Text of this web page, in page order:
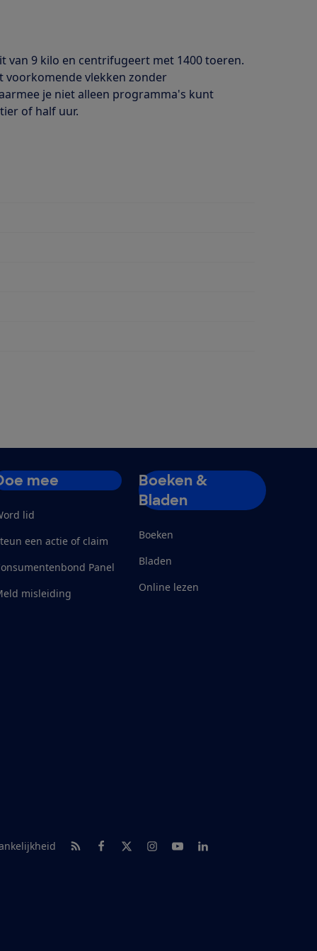
van 9 kilo en centrifugeert met 1400 toeren.
voorkomende vlekken zonder
je niet alleen programma's kunt
of half uur.
mee
lid
een actie of claim
Panel
misleiding
Boeken &
Bladen
Boeken
Bladen
Online lezen
RSS-feed nieuws
Facebook
TwitterInstagram
YoutubeLinkedIn